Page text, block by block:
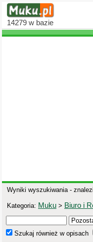
14279 w bazie
Wyniki wyszukiwania -
Kategoria: Muku > Biuro i
Szukaj również w opisach